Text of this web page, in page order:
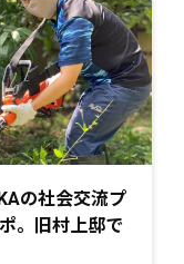
の社会交流プ
。旧村上邸で